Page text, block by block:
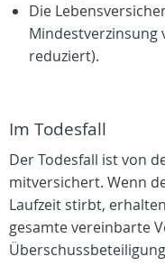
Die
Mindestverzinsung
reduziert).
Im Todesfall
Der Todesfall ist von
mitversichert. Wenn
Laufzeit stirbt,
gesamte vereinbarte